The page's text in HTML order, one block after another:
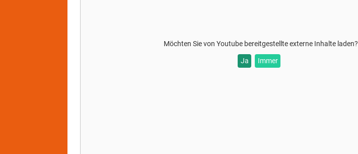
Möchten Sie vonYoutube bereitgestellte externe Inhalte laden?
Ja Immer